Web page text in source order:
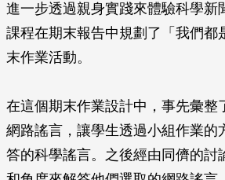
進一步透過親身實踐來體驗科學新
課程在期末報告中規劃了「我們都
末作業活動。
在這個期末作業設計中，事先彙整
網路謠言，讓學生透過小組作業的
答的科學謠言。之後經由同儕的討